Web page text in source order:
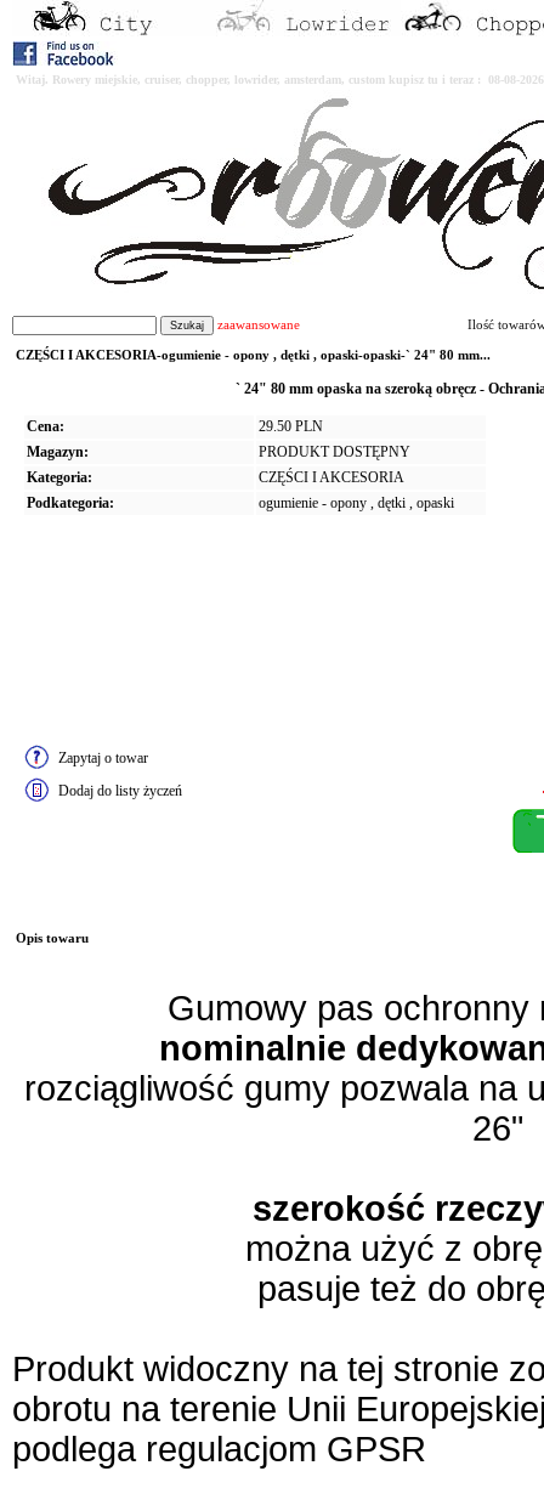
Witaj. Rowery miejskie, cruiser, chopper, lowrider, amsterdam, custom kupisz tu i teraz : 08-08-
zaawansowane Ilość
CZĘŚCI I AKCESORIA-ogumienie - opony , dętki , opaski-opaski-` 24" 80 mm...
` 24" 80 mm opaska na szeroką obręcz -
Cena:
29.50 PLN
Magazyn:
PRODUKT DOSTĘPNY
Kategoria:
CZĘŚCI I AKCESORIA
Podkategoria:
ogumienie - opony , dętki , opaski
Zapytaj o towar
Dodaj do listy życzeń
Opis towaru
Gumowy pas
nominalnie
rozciągliwość gumy pozwala na
26"
szerokość
można użyć z
pasuje też do
Produkt widoczny na tej stronie
obrotu na terenie Unii
podlega regulacjom GPSR